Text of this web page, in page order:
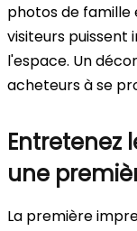
photos de famille
visiteurs puissent
l'espace. Un
acheteurs à se
Entretenez
une
La première